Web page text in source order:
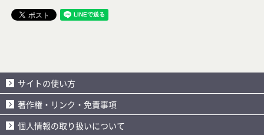
サイトの使い方
著作権・リンク・免責事項
個人情報の取り扱いについて